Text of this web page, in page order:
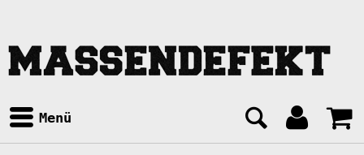
Menü